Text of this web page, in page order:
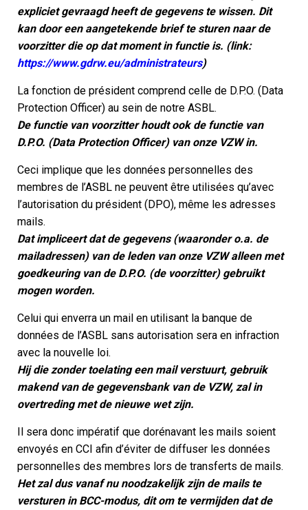
expliciet gevraagd heeft de gegevens te wissen. Dit
kan door een aangetekende brief te sturen naar de
voorzitter die op dat moment in functie is. (link:
https://www.gdrw.eu/administrateurs)
La fonction de président comprend celle de D.P.O. (Data
Protection Officer) au sein de notre ASBL.
De functie van voorzitter houdt ook de functie van
D.P.O. (Data Protection Officer) van onze VZW in.
Ceci implique que les données personnelles des
membres de l’ASBL ne peuvent être utilisées qu’avec
l’autorisation du président (DPO), même les adresses
mails.
Dat impliceert dat de gegevens (waaronder o.a. de
mailadressen) van de leden van onze VZW alleen met
goedkeuring van de D.P.O. (de voorzitter) gebruikt
mogen worden.
Celui qui enverra un mail en utilisant la banque de
données de l’ASBL sans autorisation sera en infraction
avec la nouvelle loi.
Hij die zonder toelating een mail verstuurt, gebruik
makend van de gegevensbank van de VZW, zal in
overtreding met de nieuwe wet zijn.
Il sera donc impératif que dorénavant les mails soient
envoyés en CCI afin d’éviter de diffuser les données
personnelles des membres lors de transferts de mails.
Het zal dus vanaf nu noodzakelijk zijn de mails te
versturen in BCC-modus, dit om te vermijden dat de